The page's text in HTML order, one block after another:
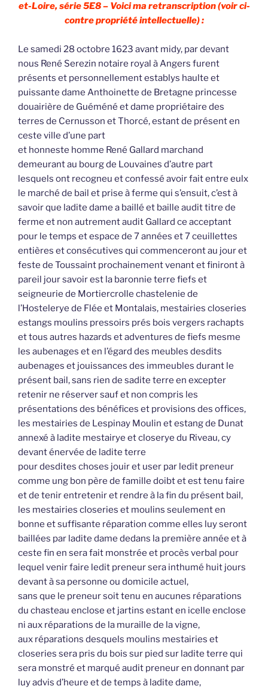
et-Loire, série 5E8 – Voici ma retranscription (voir ci-
contre propriété intellectuelle) :
Le samedi 28 octobre 1623 avant midy, par devant
nous René Serezin notaire royal à Angers furent
présents et personnellement establys haulte et
puissante dame Anthoinette de Bretagne princesse
douairière de Guéméné et dame propriétaire des
terres de Cernusson et Thorcé, estant de présent en
ceste ville d’une part
et honneste homme René Gallard marchand
demeurant au bourg de Louvaines d’autre part
lesquels ont recogneu et confessé avoir fait entre eulx
le marché de bail et prise à ferme qui s’ensuit, c’est à
savoir que ladite dame a baillé et baille audit titre de
ferme et non autrement audit Gallard ce acceptant
pour le temps et espace de 7 années et 7 ceuillettes
entières et consécutives qui commenceront au jour et
feste de Toussaint prochainement venant et finiront à
pareil jour savoir est la baronnie terre fiefs et
seigneurie de Mortiercrolle chastelenie de
l’Hostelerye de Flée et Montalais, mestairies closeries
estangs moulins pressoirs prés bois vergers rachapts
et tous autres hazards et adventures de fiefs mesme
les aubenages et en l’égard des meubles desdits
aubenages et jouissances des immeubles durant le
présent bail, sans rien de sadite terre en excepter
retenir ne réserver sauf et non compris les
présentations des bénéfices et provisions des offices,
les mestairies de Lespinay Moulin et estang de Dunat
annexé à ladite mestairye et closerye du Riveau, cy
devant énervée de ladite terre
pour desdites choses jouir et user par ledit preneur
comme ung bon père de famille doibt et est tenu faire
et de tenir entretenir et rendre à la fin du présent bail,
les mestairies closeries et moulins seulement en
bonne et suffisante réparation comme elles luy seront
baillées par ladite dame dedans la première année et à
ceste fin en sera fait monstrée et procès verbal pour
lequel venir faire ledit preneur sera inthumé huit jours
devant à sa personne ou domicile actuel,
sans que le preneur soit tenu en aucunes réparations
du chasteau enclose et jartins estant en icelle enclose
ni aux réparations de la muraille de la vigne,
aux réparations desquels moulins mestairies et
closeries sera pris du bois sur pied sur ladite terre qui
sera monstré et marqué audit preneur en donnant par
luy advis d’heure et de temps à ladite dame,